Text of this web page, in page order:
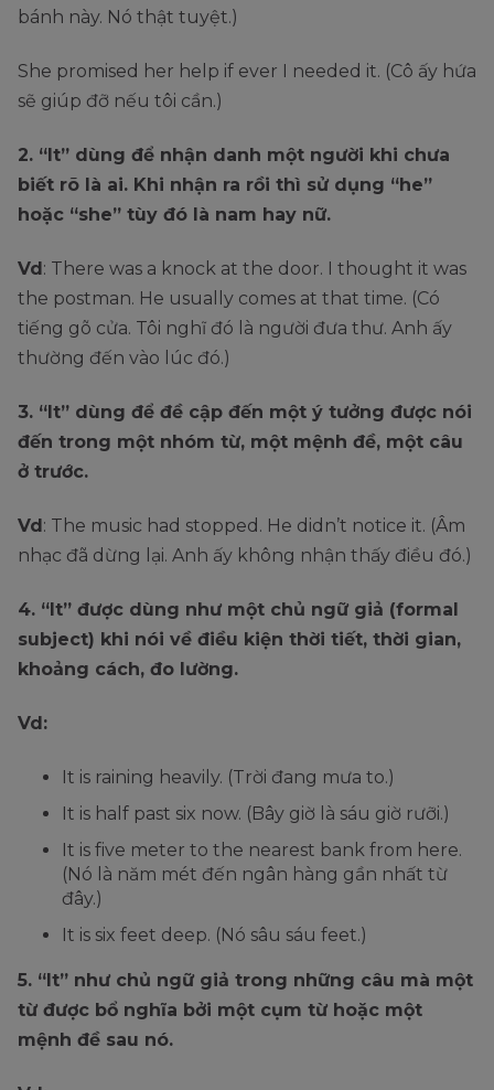
bánh này. Nó thật tuyệt.)
She promised her help if ever I needed it. (Cô ấy hứa
sẽ giúp đỡ nếu tôi cần.)
2. “It” dùng để nhận danh một người khi chưa
biết rõ là ai. Khi nhận ra rồi thì sử dụng “he”
hoặc “she” tùy đó là nam hay nữ.
Vd: There was a knock at the door. I thought it was
the postman. He usually comes at that time. (Có
tiếng gõ cửa. Tôi nghĩ đó là người đưa thư. Anh ấy
thường đến vào lúc đó.)
3. “It” dùng để đề cập đến một ý tưởng được nói
đến trong một nhóm từ, một mệnh đề, một câu
ở trước.
Vd: The music had stopped. He didn’t notice it. (Âm
nhạc đã dừng lại. Anh ấy không nhận thấy điều đó.)
4. “It” được dùng như một chủ ngữ giả (formal
subject) khi nói về điều kiện thời tiết, thời gian,
khoảng cách, đo lường.
Vd:
It is raining heavily. (Trời đang mưa to.)
It is half past six now. (Bây giờ là sáu giờ rưỡi.)
It is five meter to the nearest bank from here.
(Nó là năm mét đến ngân hàng gần nhất từ ​​
đây.)
It is six feet deep. (Nó sâu sáu feet.)
5. “It” như chủ ngữ giả trong những câu mà một
từ được bổ nghĩa bởi một cụm từ hoặc một
mệnh đề sau nó.